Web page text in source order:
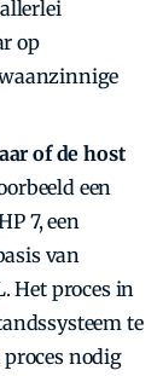
op
of de host
een
7, een
van
Het proces in
te
nodig